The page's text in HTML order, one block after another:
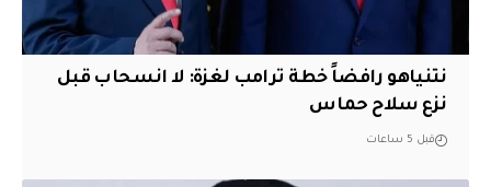
نتنياهو رافضاً خطة ترامب لغزة: لا انسحاب قبل
نزع سلاح حماس
قبل 5 ساعات